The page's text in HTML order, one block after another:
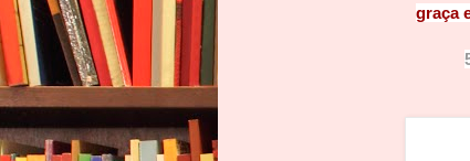
graça